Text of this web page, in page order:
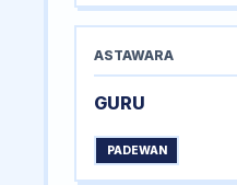
ASTAWARA
GURU
PADEWAN